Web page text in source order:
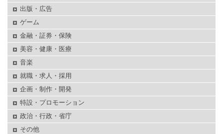
出版・広告
ゲーム
金融・証券・保険
美容・健康・医療
音楽
就職・求人・採用
企画・制作・開発
特設・プロモーション
政治・行政・省庁
その他